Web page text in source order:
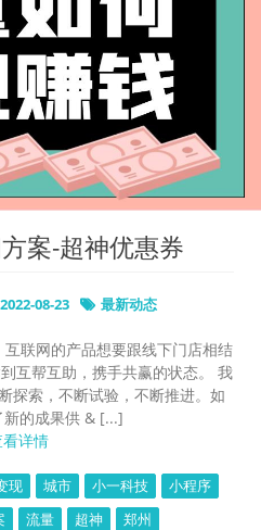
案-超神优惠券
2022-08-23 最新动态
联网的产品想要跟线下门店相结
互帮互助，携手共赢的状态。 我
探索，不断试验，不断推进。如
新的成果供 & [...]
详情
现 城市 小一科技
小程序
流量 超神 郑州